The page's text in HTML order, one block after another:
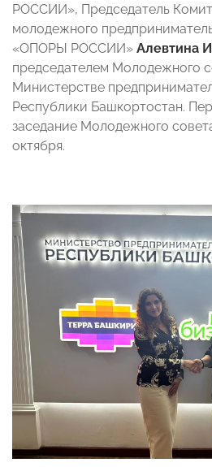
РОССИИ», Председатель
молодежного
«ОПОРЫ РОССИИ» Алевтина
председателем Молодежного
Министерстве
Республики Башкортостан.
заседание Молодежного
октября.